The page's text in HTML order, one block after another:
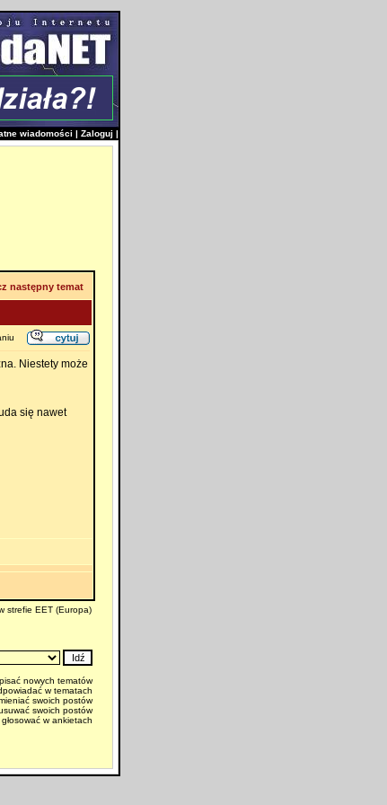
wiadomości | Zaloguj |
następny temat
Niestety może
się nawet
strefie EET (Europa)
nowych tematów
w tematach
swoich postów
swoich postów
w ankietach